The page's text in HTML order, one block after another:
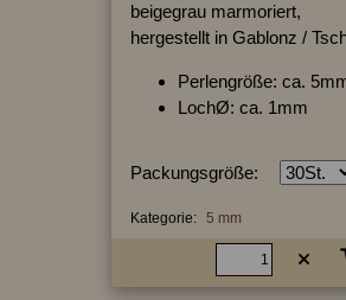
beigegrau marmoriert,
hergestellt in Gablonz /
Perlengröße: ca.
LochØ: ca. 1mm
Packungsgröße:
Kategorie: 5 mm